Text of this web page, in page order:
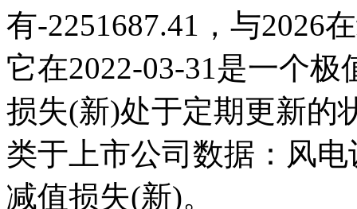
有-2251687.41，与2026
它在2022-03-31是一个
损失(新)处于定期更新的
类于上市公司数据：风
减值损失(新)。